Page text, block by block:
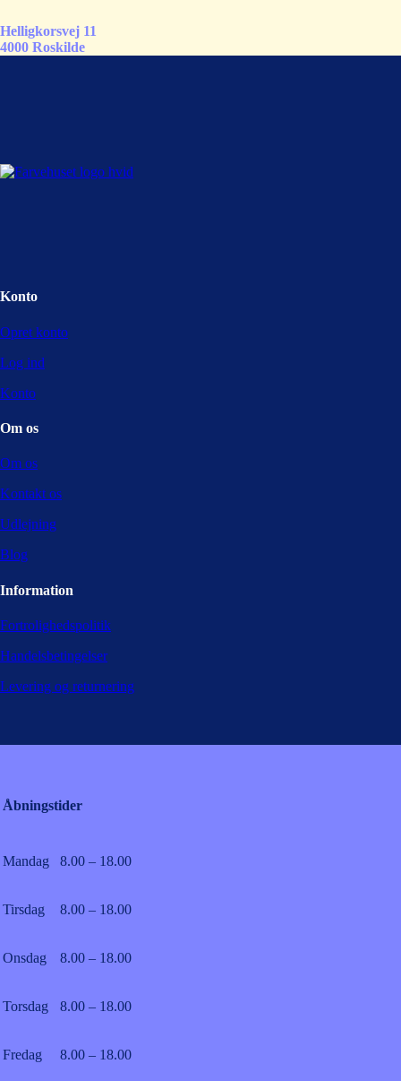
Helligkorsvej 11
4000 Roskilde
Konto
Opret konto
Log ind
Konto
Om os
Om os
Kontakt os
Udlejning
Blog
Information
Fortrolighedspolitik
Handelsbetingelser
Levering og returnering
Åbningstider
Mandag 8.00 – 18.00
Tirsdag 8.00 – 18.00
Onsdag 8.00 – 18.00
Torsdag 8.00 – 18.00
Fredag 8.00 – 18.00